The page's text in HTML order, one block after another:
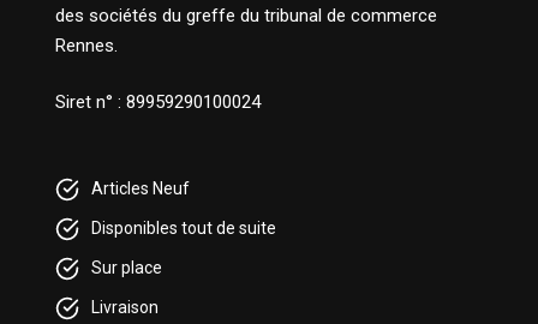
des sociétés du greffe du tribunal de commerce
Rennes.
Siret n° : 89959290100024
Articles Neuf
Disponibles tout de suite
Sur place
Livraison